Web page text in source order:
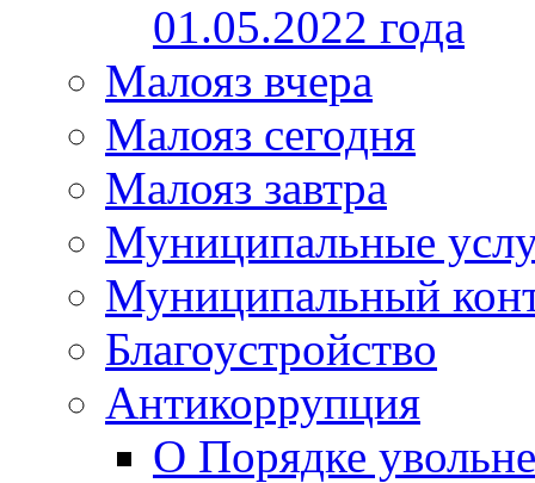
01.05.2022 года
Малояз вчера
Малояз сегодня
Малояз завтра
Муниципальные
Муниципальный
Благоустройство
Антикоррупция
О Порядке